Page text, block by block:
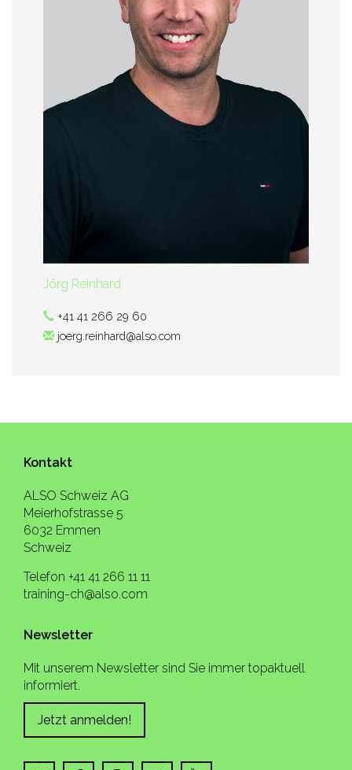
Jörg Reinhard
+41 41 266 29 60
joerg.reinhard@also.com
Kontakt
ALSO Schweiz AG
Meierhofstrasse 5
6032 Emmen
Schweiz
Telefon +41 41 266 11 11
training-ch@also.com
Newsletter
Mit unserem Newsletter sind Sie immer topaktuell
informiert.
Jetzt anmelden!